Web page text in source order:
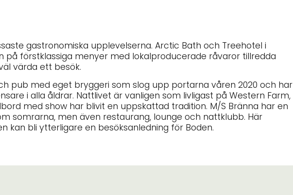
gastronomiska upplevelserna. Arctic Bath och Treehotel i
på förstklassiga menyer med lokalproducerade råvaror tillredda
värda ett besök.
pub med eget bryggeri som slog upp portarna våren 2020 och har
i alla åldrar. Nattlivet är vanligen som livligast på Western Farm,
med show har blivit en uppskattad tradition. M/S Bränna har en
somrarna, men även restaurang, lounge och nattklubb. Här
kan bli ytterligare en besöksanledning för Boden.